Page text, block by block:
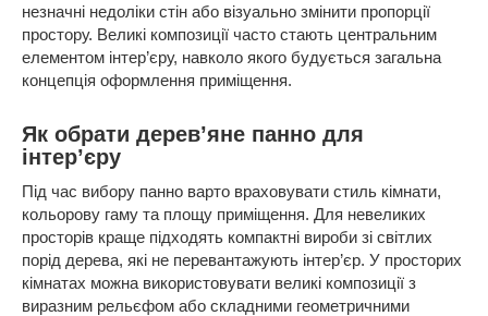
незначні недоліки стін або візуально змінити пропорції
простору. Великі композиції часто стають центральним
елементом інтер’єру, навколо якого будується загальна
концепція оформлення приміщення.
Як обрати дерев’яне панно для
інтер’єру
Під час вибору панно варто враховувати стиль кімнати,
кольорову гаму та площу приміщення. Для невеликих
просторів краще підходять компактні вироби зі світлих
порід дерева, які не перевантажують інтер’єр. У просторих
кімнатах можна використовувати великі композиції з
виразним рельєфом або складними геометричними